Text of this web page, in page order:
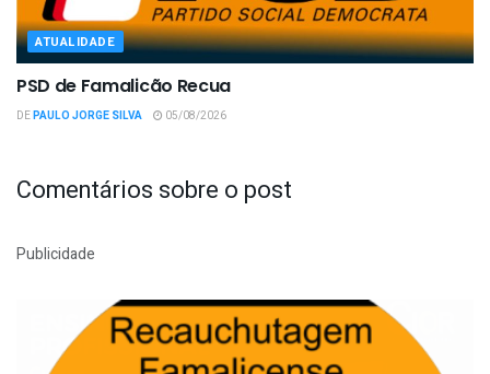
ATUALIDADE
PSD de Famalicão Recua
DEPAULO JORGE SILVA 05/08/2026
Comentários sobre o post
Publicidade